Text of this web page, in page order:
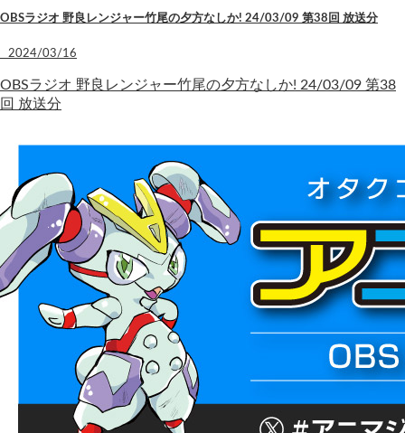
OBSラジオ 野良レンジャー竹尾の夕方なしか! 24/03/09 第38回 放送分
2024/03/16
OBSラジオ 野良レンジャー竹尾の夕方なしか! 24/03/09 第38
回 放送分